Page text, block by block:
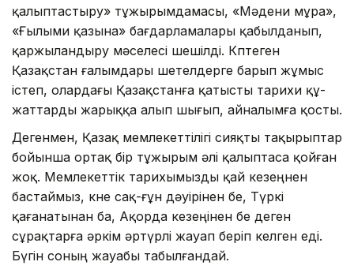
қалыптастыру» тұжырым­дамасы, «Мәдени мұра»,
«Ғылыми қазына» бағдарламалары қабылданып,
қаржыландыру мәселесі шешілді. Көптеген
Қазақстан ғалымдары шетел­дерге барып жұмыс
істеп, оларда­ғы Қазақстанға қатысты тарихи құ­
жат­тарды жарыққа алып шығып, айна­лымға қосты.
Дегенмен, Қазақ мемлекеттілігі сияқты тақырыптар
бойынша ортақ бір тұжырым әлі қалыптаса қойған
жоқ. Мемлекеттік тарихымызды қай кезеңнен
бастаймыз, көне сақ-ғұн дәуірінен бе, Түркі
қағанатынан ба, Ақорда кезеңінен бе деген
сұрақтарға әркім әртүрлі жауап беріп келген еді.
Бүгін соның жауабы табылғандай.